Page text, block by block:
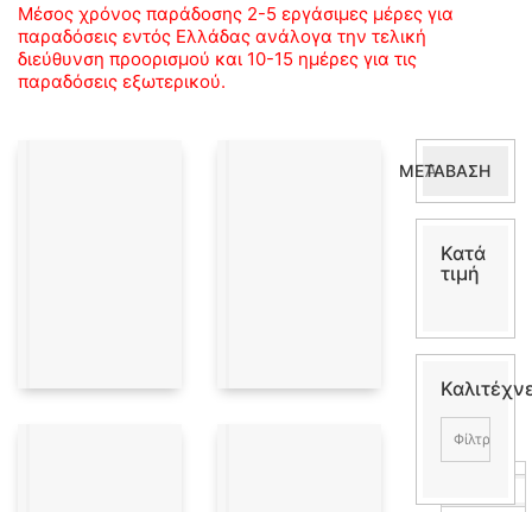
Μέσος χρόνος παράδοσης 2-5 εργάσιμες μέρες για
παραδόσεις εντός Ελλάδας ανάλογα την τελική
διεύθυνση προορισμού και 10-15 ημέρες για τις
παραδόσεις εξωτερικού.
για:
ΜΕΤΆΒΑΣΗ
Κατά
τιμή
Φίλτρα: